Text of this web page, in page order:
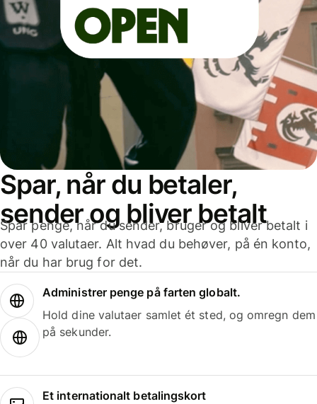
Spar, når du betaler,
sender og bliver betalt
Spar penge, når du sender, bruger og bliver betalt i
over 40 valutaer. Alt hvad du behøver, på én konto,
når du har brug for det.
Administrer penge på farten globalt.
Hold dine valutaer samlet ét sted, og omregn dem
på sekunder.
Et internationalt betalingskort